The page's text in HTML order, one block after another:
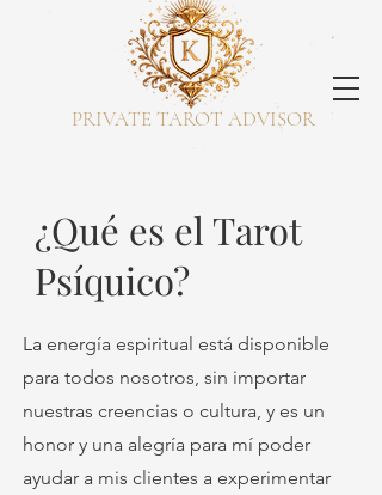
PRIVATE TAROT ADVISOR
¿Qué es el Tarot
Psíquico?
La energía espiritual está disponible
para todos nosotros, sin importar
nuestras creencias o cultura, y es un
honor y una alegría para mí poder
ayudar a mis clientes a experimentar